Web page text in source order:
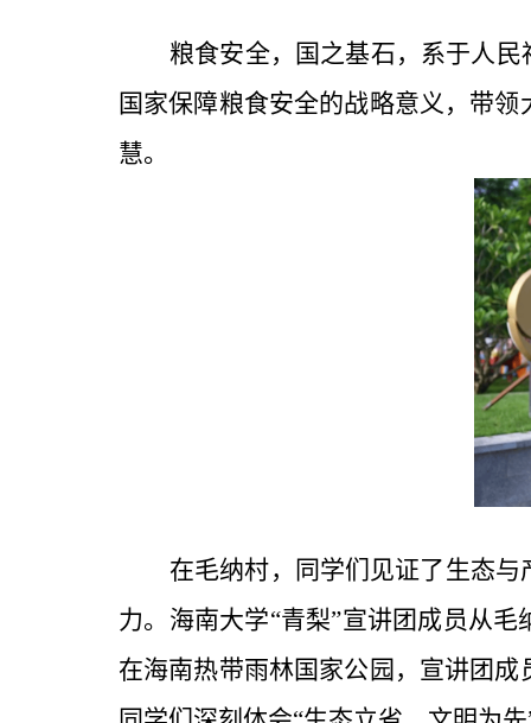
粮食安全，国之基石，系于人
国家保障粮食安全的战略意义，带
慧。
在毛纳村，同学们见证了生态
力。海南大学“青梨”宣讲团成员从
在海南热带雨林国家公园，宣讲团